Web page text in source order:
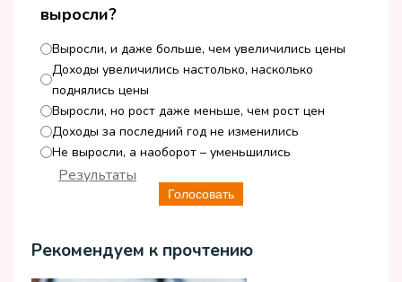
выросли?
Выросли, и даже больше, чем увеличились цены
Доходы увеличились настолько, насколько
поднялись цены
Выросли, но рост даже меньше, чем рост цен
Доходы за последний год не изменились
Не выросли, а наоборот – уменьшились
Голосовать
Результаты
Рекомендуем к прочтению